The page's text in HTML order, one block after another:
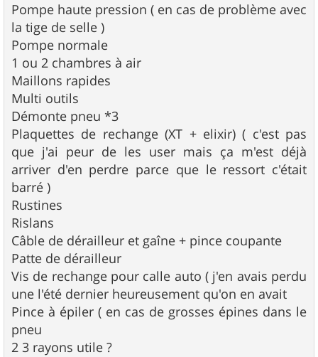
Pompe haute pression ( en cas de problème avec
la tige de selle )
Pompe normale
1 ou 2 chambres à air
Maillons rapides
Multi outils
Démonte pneu *3
Plaquettes de rechange (XT + elixir) ( c'est pas
que j'ai peur de les user mais ça m'est déjà
arriver d'en perdre parce que le ressort c'était
barré )
Rustines
Rislans
Câble de dérailleur et gaîne + pince coupante
Patte de dérailleur
Vis de rechange pour calle auto ( j'en avais perdu
une l'été dernier heureusement qu'on en avait
Pince à épiler ( en cas de grosses épines dans le
pneu
2 3 rayons utile ?